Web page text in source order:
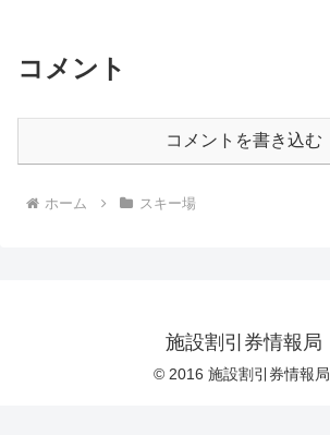
コメント
コメントを書き込む
ホーム スキー場
施設割引券情報局
© 2016 施設割引券情報局.